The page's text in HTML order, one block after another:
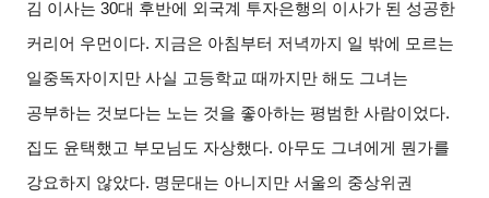
김 이사는 30대 후반에 외국계 투자은행의 이사가 된 성공한
커리어 우먼이다. 지금은 아침부터 저녁까지 일 밖에 모르는
일중독자이지만 사실 고등학교 때까지만 해도 그녀는
공부하는 것보다는 노는 것을 좋아하는 평범한 사람이었다.
집도 윤택했고 부모님도 자상했다. 아무도 그녀에게 뭔가를
강요하지 않았다. 명문대는 아니지만 서울의 중상위권